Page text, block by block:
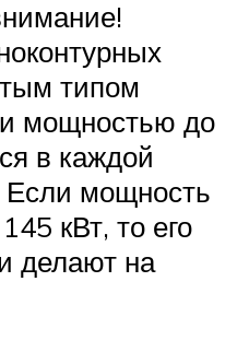
типом
мощностью до
в каждой
мощность
кВт, то его
делают на